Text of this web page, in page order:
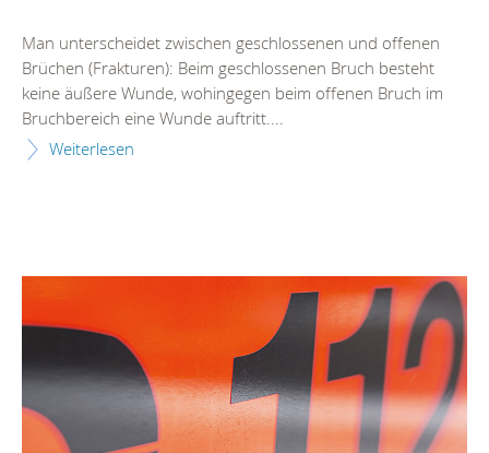
Man unterscheidet zwischen geschlossenen und offenen
Brüchen (Frakturen): Beim geschlossenen Bruch besteht
keine äußere Wunde, wohingegen beim offenen Bruch im
Bruchbereich eine Wunde auftritt....
Weiterlesen